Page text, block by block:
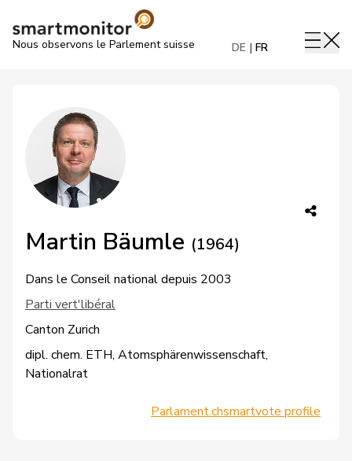
Nous observons le Parlement suisse DE FR
Martin Bäumle (1964)
Dans le Conseil national depuis 2003
Parti vert'libéral
Canton Zurich
dipl. chem. ETH, Atomsphärenwissenschaft,
Nationalrat
Parlament.chsmartvote profile